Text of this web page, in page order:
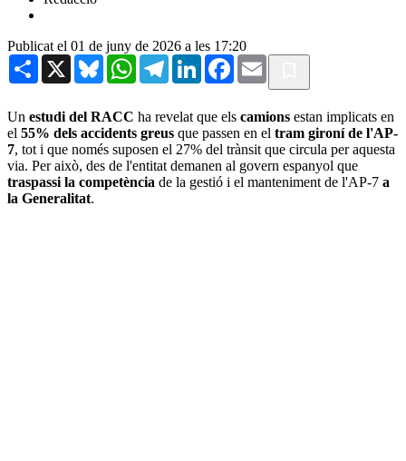
Publicat el 01 de juny de 2026 a les 17:20
Share X BlueskyWhatsAppTelegramLinkedInFacebook
Email
Un estudi del RACC ha revelat que els camions estan implicats en
el 55% dels accidents greus que passen en el tram gironí de l'AP-
7, tot i que només suposen el 27% del trànsit que circula per aquesta
via. Per això, des de l'entitat demanen al govern espanyol que
traspassi la competència de la gestió i el manteniment de l'AP-7 a
la Generalitat.